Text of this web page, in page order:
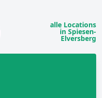
alle Locations
in Spiesen-
Elversberg